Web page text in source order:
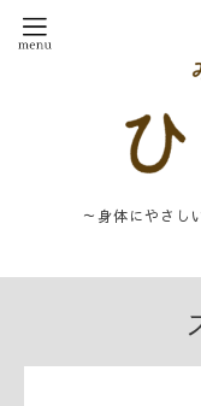
～身体にやさし